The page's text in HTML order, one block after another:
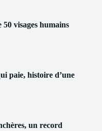
visages humains
paie, histoire d’une
un record